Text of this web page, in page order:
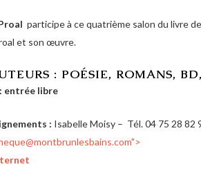
participe à ce quatrième salon du livre
et son œuvre.
: POÉSIE, ROMANS,
entrée libre
: Isabelle Moisy – Tél. 04 75 28 82
">